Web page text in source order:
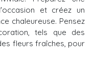
et créez un
chaleureuse. Pensez
tels que des
fleurs fraîches, pour